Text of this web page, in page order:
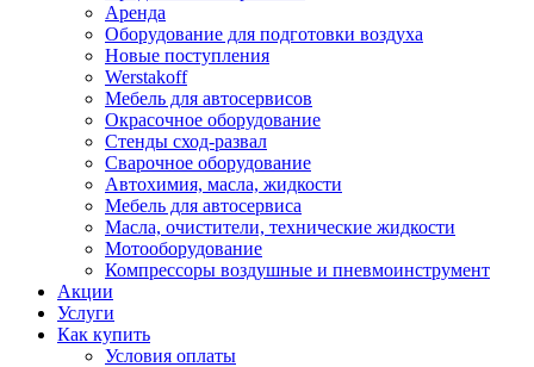
Аренда
Оборудование для подготовки воздуха
Новые поступления
Werstakoff
Мебель для автосервисов
Окрасочное оборудование
Стенды сход-развал
Сварочное оборудование
Автохимия, масла, жидкости
Мебель для автосервиса
Масла, очистители, технические жидкости
Мотооборудование
Компрессоры воздушные и пневмоинструмент
Акции
Услуги
Как купить
Условия оплаты